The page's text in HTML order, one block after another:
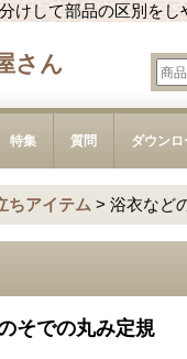
して部品の区別を
さん
特集 質問 ダウン
ちアイテム > 浴衣など
そでの丸み定規